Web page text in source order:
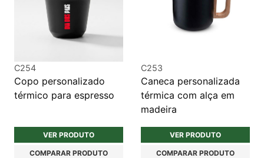
C254
Copo personalizado
térmico para espresso
VER PRODUTO
COMPARAR PRODUTO
C253
Caneca personalizada
térmica com alça em
madeira
VER PRODUTO
COMPARAR PRODUTO